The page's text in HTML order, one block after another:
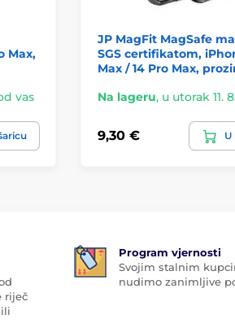
Max,
vas
JP MagFit MagSafe
SGS certifikatom,
Max / 14 Pro Max,
Na lageru, u utorak 11.
9,30 € U
riječ
Program vjernosti
Svojim stalnim
nudimo zanimljive